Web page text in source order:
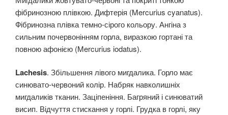
фібринозною плівкою. Дифтерія (Mercurius cyanatus).
Фібринозна плівка темно-сірого кольору. Ангіна з
сильним почервонінням горла, виразкою гортані та
повною афонією (Mercurius iodatus).
Lachesis. Збільшення лівого мигдалика. Горло має
синювато-червоний колір. Набряк навколишніх
мигдаликів тканин. Заціпеніння. Багряний і синюватий
висип. Відчуття стискання у горлі. Грудка в горлі, яку